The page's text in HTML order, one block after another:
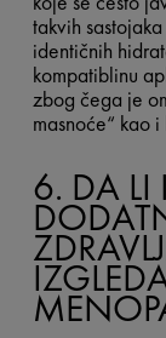
takvih
identičnih
kompatiblinu
zbog čega je
masnoće“ kao
6. DA LI